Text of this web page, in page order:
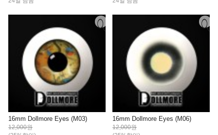
16mm Dollmore Eyes (M03)
12,000원
16mm Dollmore Eyes (M06)
12,000원